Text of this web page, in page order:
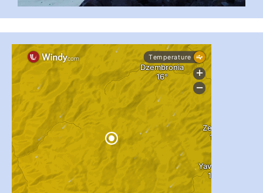
...
pimrec_project